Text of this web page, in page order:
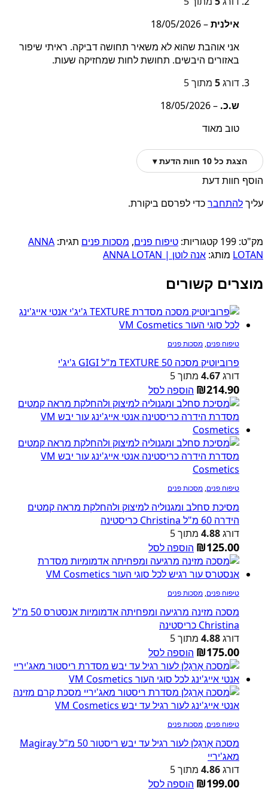
אילנית–
18/05/2026
אני אוהבת שהוא לא משאיר תחושה דביקה. ראיתי שיפור
באזורים היבשים. תחושת לחות שמחזיקה שעות.
דורג5 מתוך 5
ש.כ. –
18/05/2026
טוב מאוד
הצגת כל 10 חוות הדעת ▾
הוסף חוות דעת
עליךלהתחברכדי לפרסם ביקורת.
מק"ט: 199 קטגוריות: טיפוח פנים, מסכות פנים תגית: ANNA
LOTAN מותג: אנה לוטן | ANNA LOTAN
מוצרים קשורים
טיפוח פנים, מסכות פנים
פרוביוטיק מסכה TEXTURE 50 מ"ל GIGI ג'יג'י
דורג4.67 מתוך 5
₪214.90 הוספה לסל
טיפוח פנים, מסכות פנים
מסיכת סחלב ומגנוליה למיצוק ולהחלקת מראה קמטים
הידרה 60 מ"ל Christina כריסטינה
דורג4.88 מתוך 5
₪125.00 הוספה לסל
טיפוח פנים, מסכות פנים
מסכה מזינה מרגיעה ומפחיתה אדמומיות אנסטרס 50 מ"ל
Christina כריסטינה
דורג4.88 מתוך 5
₪175.00 הוספה לסל
טיפוח פנים, מסכות פנים
מסכה אָרגַלן לעור רגיל עד יבש ריסטור 50 מ"ל Magiray
מאג'יריי
דורג4.86 מתוך 5
₪199.00 הוספה לסל